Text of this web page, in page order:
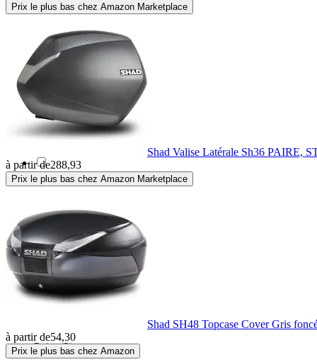
(7)
Macna
Nelson-Rigg(4)
Ogio(4)
O'Neal
Oxford (27)
Polisport Off Road
Puig(2)
Prix le plus bas chez Amazon Marketplace
Shad Valise Latérale Sh36 PAIRE,
à partir de288,93
Prix le plus bas chez Amazon Marketplace
Shad SH48 Topcase Cover Gris
à partir de54,30
Prix le plus bas chez Amazon